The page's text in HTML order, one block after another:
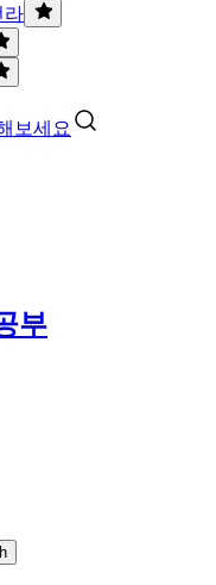
라
보세요
부